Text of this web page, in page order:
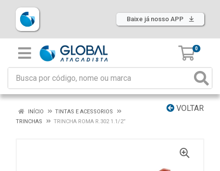
Baixe já nosso APP
0
VOLTAR
INÍCIO
TINTAS E ACESSORIOS
TRINCHAS
TRINCHA ROMA R.302 1.1/2”